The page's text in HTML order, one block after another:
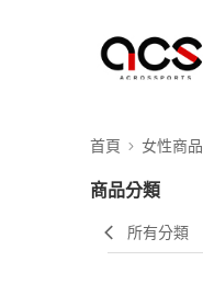
首頁 女性商品
商品分類
所有分類